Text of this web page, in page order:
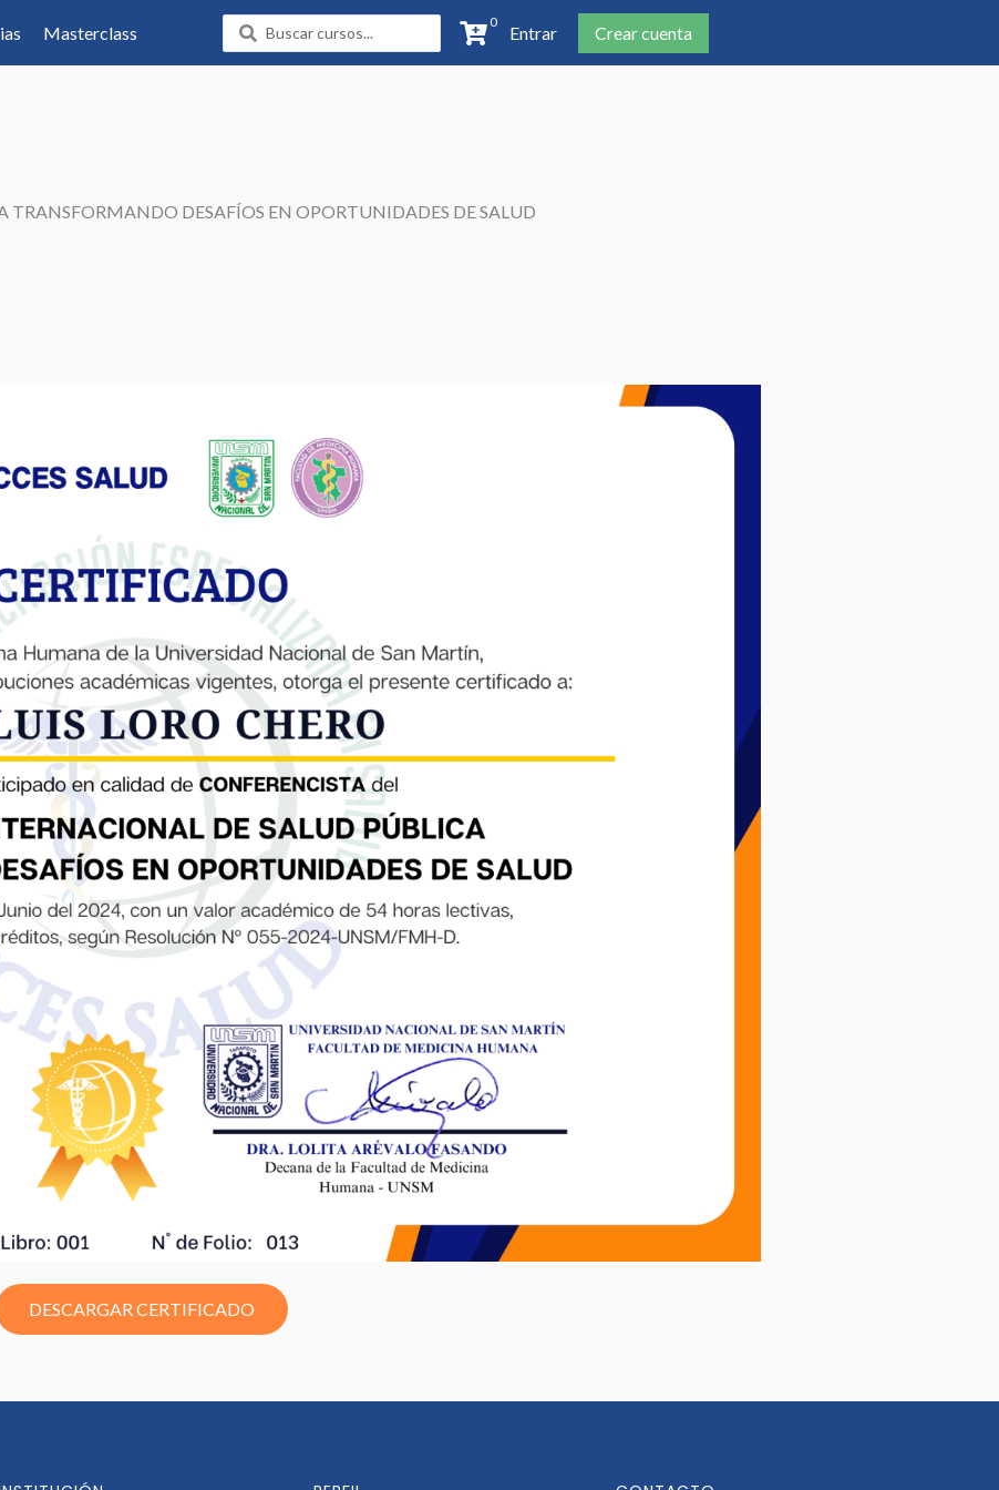
Masterclass
Search
...
0
Entrar Crear cuenta
DESAFÍOS EN OPORTUNIDADES DE SALUD
DESCARGAR CERTIFICADO